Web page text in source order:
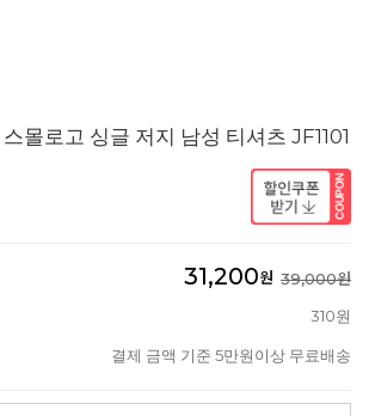
몰로고 싱글 저지 남성 티셔츠 JF1101
31,200원 39,000원
310원
결제 금액 기준 5만원이상 무료배송